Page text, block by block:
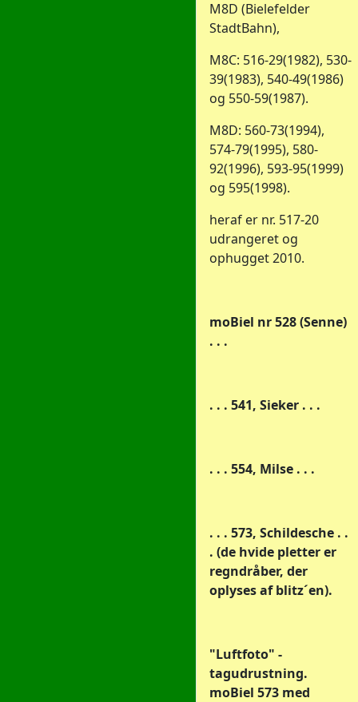
M8D (Bielefelder
StadtBahn),
M8C: 516-29(1982), 530-
39(1983), 540-49(1986)
og 550-59(1987).
M8D: 560-73(1994),
574-79(1995), 580-
92(1996), 593-95(1999)
og 595(1998).
heraf er nr. 517-20
udrangeret og
ophugget 2010.
moBiel nr 528 (Senne)
. . .
. . . 541, Sieker . . .
. . . 554, Milse . . .
. . . 573, Schildesche . .
. (de hvide pletter er
regndråber, der
oplyses af blitz´en).
"Luftfoto" -
tagudrustning.
moBiel 573 med